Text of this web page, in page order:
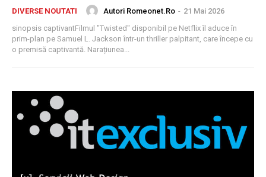
DIVERSE NOUTATI Autori Romeonet.ro - 21 Mai 2026
sinopsis captivantFilmul "Twisted" disponibil pe Netflix îl aduce în
prim-plan pe Samuel L. Jackson într-un thriller palpitant, care începe cu
o premisă captivantă. Narațiunea...